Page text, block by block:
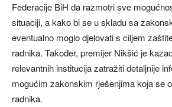
Federacije BiH da razmotri sve
situaciji, a kako bi se u skladu sa
eventualno moglo djelovati s ciljem
radnika. Također, premijer Nikšić je
relevantnih institucija zatražiti detaljnije
mogućim zakonskim rješenjima koja se
radnika.